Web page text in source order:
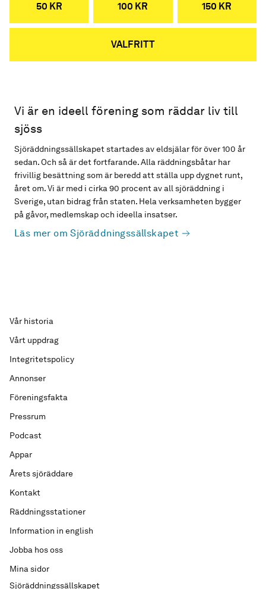
50 KR 100 KR 150 KR
VALFRITT
Vi är en ideell förening som räddar liv till
sjöss
Sjöräddningssällskapet startades av eldsjälar för över 100 år
sedan. Och så är det fortfarande. Alla räddningsbåtar har
frivillig besättning som är beredd att ställa upp dygnet runt,
året om. Vi är med i cirka 90 procent av all sjöräddning i
Sverige, utan bidrag från staten. Hela verksamheten bygger
på gåvor, medlemskap och ideella insatser.
Läs mer om Sjöräddningssällskapet
Sjöräddningssällskapet
Vår historia
Vårt uppdrag
Integritetspolicy
Annonser
Föreningsfakta
Pressrum
Podcast
Appar
Årets sjöräddare
Kontakt
Räddningsstationer
Information in english
Jobba hos oss
Mina sidor